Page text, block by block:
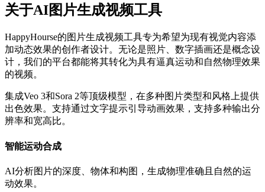
关于AI图片生成视频工具
HappyHourse的图片生成视频工具专为希望为现有视觉内容添
加动态效果的创作者设计。无论是照片、数字插画还是概念设
计，我们的平台都能将其转化为具有逼真运动和自然物理效果
的视频。
集成Veo 3和Sora 2等顶级模型，在多种图片类型和风格上提供
出色效果。支持通过文字提示引导动画效果，支持多种输出分
辨率和宽高比。
智能运动合成
AI分析图片的深度、物体和构图，生成物理准确且自然的运
动效果。